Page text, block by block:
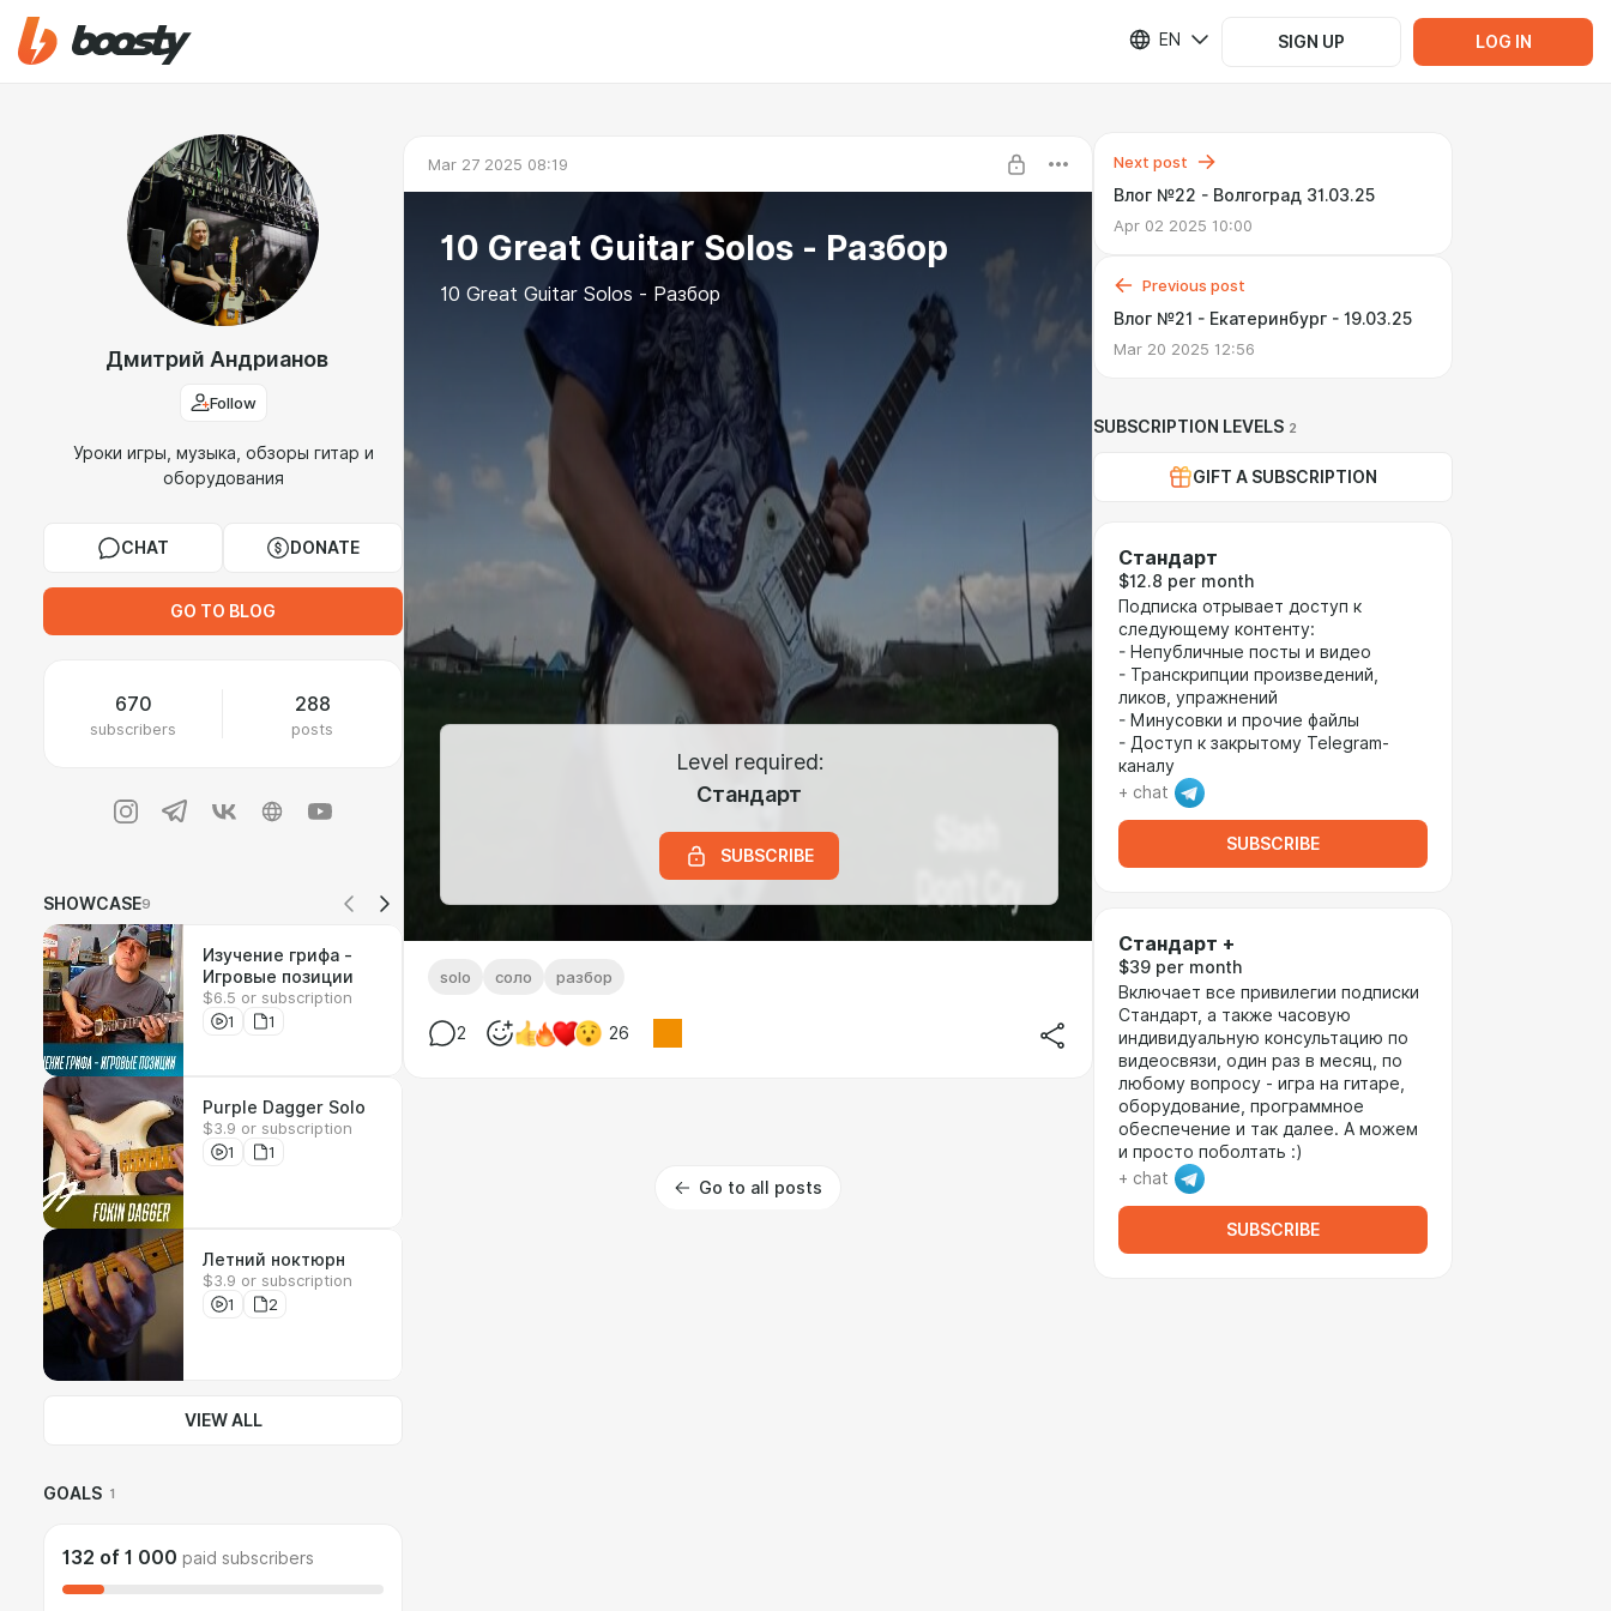
EN SIGN UP LOG IN
Дмитрий Андрианов
Follow
Уроки игры, музыка, обзоры гитар и
оборудования
CHAT DONATE
GO TO BLOG
670
subscribers
288
posts
SHOWCASE9
Изучение грифа -
Игровые позиции
$6.5 or subscription
1
1
Purple Dagger Solo
$3.9 or subscription
1
1
Летний ноктюрн
$3.9 or subscription
1
2
VIEW ALL
GOALS 1
132 of 1 000 paid subscribers
Mar 27 2025 08:19
10 Great Guitar Solos - Разбор
10 Great Guitar Solos - Разбор
Level required:
Стандарт
SUBSCRIBE
solo соло разбор
2 26
Go to all posts
Next post
Влог №22 - Волгоград 31.03.25
Apr 02 2025 10:00
Previous post
Влог №21 - Екатеринбург - 19.03.25
Mar 20 2025 12:56
SUBSCRIPTION LEVELS 2
GIFT A SUBSCRIPTION
Стандарт
$12.8 per month
Подписка отрывает доступ к
следующему контенту:
- Непубличные посты и видео
- Транскрипции произведений,
ликов, упражнений
- Минусовки и прочие файлы
- Доступ к закрытому Telegram-
каналу
+ chat
SUBSCRIBE
Стандарт +
$39 per month
Включает все привилегии подписки
Стандарт, а также часовую
индивидуальную консультацию по
видеосвязи, один раз в месяц, по
любому вопросу - игра на гитаре,
оборудование, программное
обеспечение и так далее. А можем
и просто поболтать :)
+ chat
SUBSCRIBE